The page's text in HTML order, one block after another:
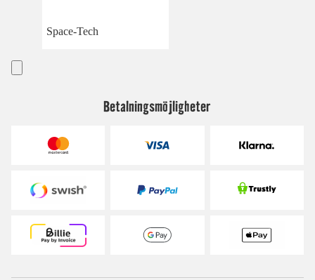
Space-Tech
Betalningsmöjligheter